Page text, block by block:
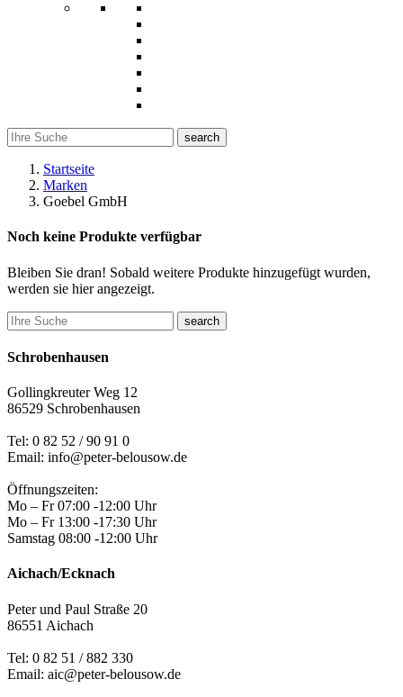
search
Startseite
Marken
Goebel GmbH
Noch keine Produkte verfügbar
Bleiben Sie dran! Sobald weitere Produkte hinzugefügt wurden,
werden sie hier angezeigt.
search
Schrobenhausen
Gollingkreuter Weg 12
86529 Schrobenhausen
Tel: 0 82 52 / 90 91 0
Email: info@peter-belousow.de
Öffnungszeiten:
Mo – Fr 07:00 -12:00 Uhr
Mo – Fr 13:00 -17:30 Uhr
Samstag 08:00 -12:00 Uhr
Aichach/Ecknach
Peter und Paul Straße 20
86551 Aichach
Tel: 0 82 51 / 882 330
Email: aic@peter-belousow.de